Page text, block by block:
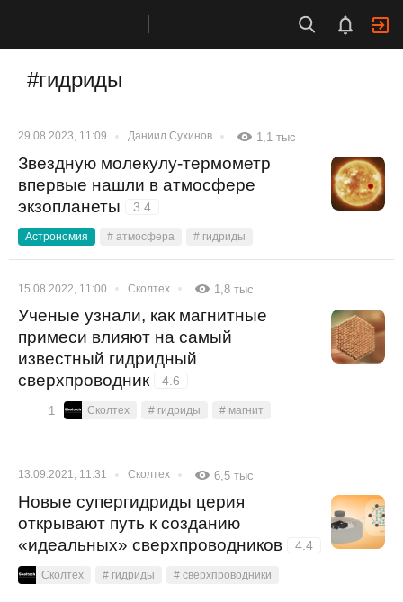
#гидриды
29.08.2023, 11:09 Даниил Сухинов 1,1 тыс
Звездную молекулу-термометр
впервые нашли в атмосфере
экзопланеты
3.4
Астрономия # атмосфера # гидриды
15.08.2022, 11:00 Сколтех 1,8 тыс
Ученые узнали, как магнитные
примеси влияют на самый
известный гидридный
сверхпроводник
4.6
1 Сколтех # гидриды # магнит
13.09.2021, 11:31 Сколтех 6,5 тыс
Новые супергидриды церия
открывают путь к созданию
«идеальных» сверхпроводников
4.4
Сколтех # гидриды # сверхпроводники